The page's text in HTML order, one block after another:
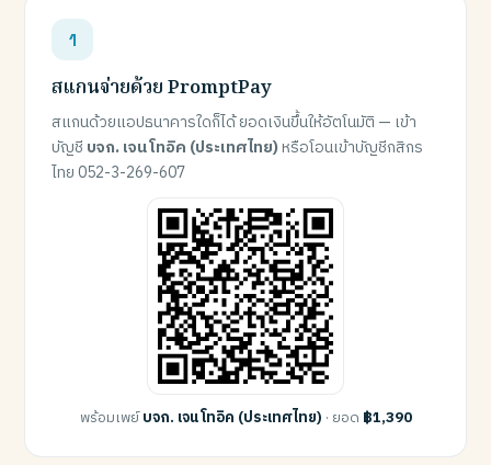
สแกนจ่ายด้วย PromptPay
สแกนด้วยแอปธนาคารใดก็ได้ ยอดเงินขึ้นให้อัตโนมัติ — เข้า
บัญชี บจก. เจน โทอิค (ประเทศไทย)หรือโอนเข้าบัญชีกสิกร
ไทย 052-3-269-607
พร้อมเพย์บจก. เจน โทอิค (ประเทศไทย) · ยอด ฿1,390